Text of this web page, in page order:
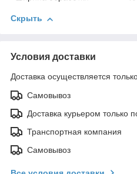
Скрыть
Условия доставки
Доставка осуществляется
Самовывоз
Доставка курьером только
Транспортная компания
Самовывоз